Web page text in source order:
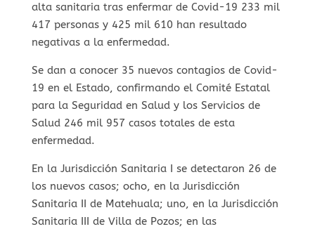
alta sanitaria tras enfermar de Covid-19 233 mil
417 personas y 425 mil 610 han resultado
negativas a la enfermedad.
Se dan a conocer 35 nuevos contagios de Covid-
19 en el Estado, confirmando el Comité Estatal
para la Seguridad en Salud y los Servicios de
Salud 246 mil 957 casos totales de esta
enfermedad.
En la Jurisdicción Sanitaria I se detectaron 26 de
los nuevos casos; ocho, en la Jurisdicción
Sanitaria II de Matehuala; uno, en la Jurisdicción
Sanitaria III de Villa de Pozos; en las